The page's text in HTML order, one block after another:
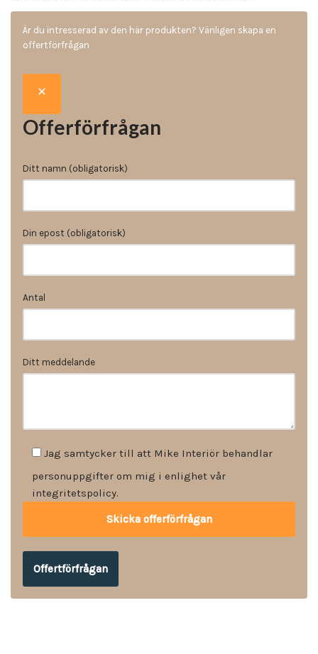
Är du intresserad av den här produkten? Vänligen skapa en
offertförfrågan
Offerförfrågan
Ditt namn (obligatorisk)
Din epost (obligatorisk)
Antal
Ditt meddelande
Jag samtycker till att Mike Interiör behandlar
personuppgifter om mig i enlighet vår
integritetspolicy.
Offertförfrågan